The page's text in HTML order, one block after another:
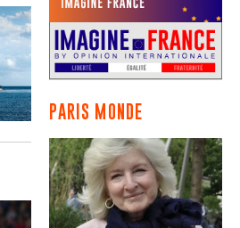
PARIS MONDE